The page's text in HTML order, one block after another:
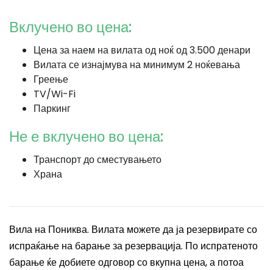
Вклучено во цена:
Цена за наем на вилата од ноќ од 3.500 денари
Вилата се изнајмува на минимум 2 ноќевања
Греење
TV/Wi-Fi
Паркинг
Не е вклучено во цена:
Транспорт до сместувањето
Храна
Вила на Пониква. Вилата можете да ја резервирате со
испраќање на барање за резервација. По испратеното
барање ќе добиете одговор со вкупна цена, а потоа